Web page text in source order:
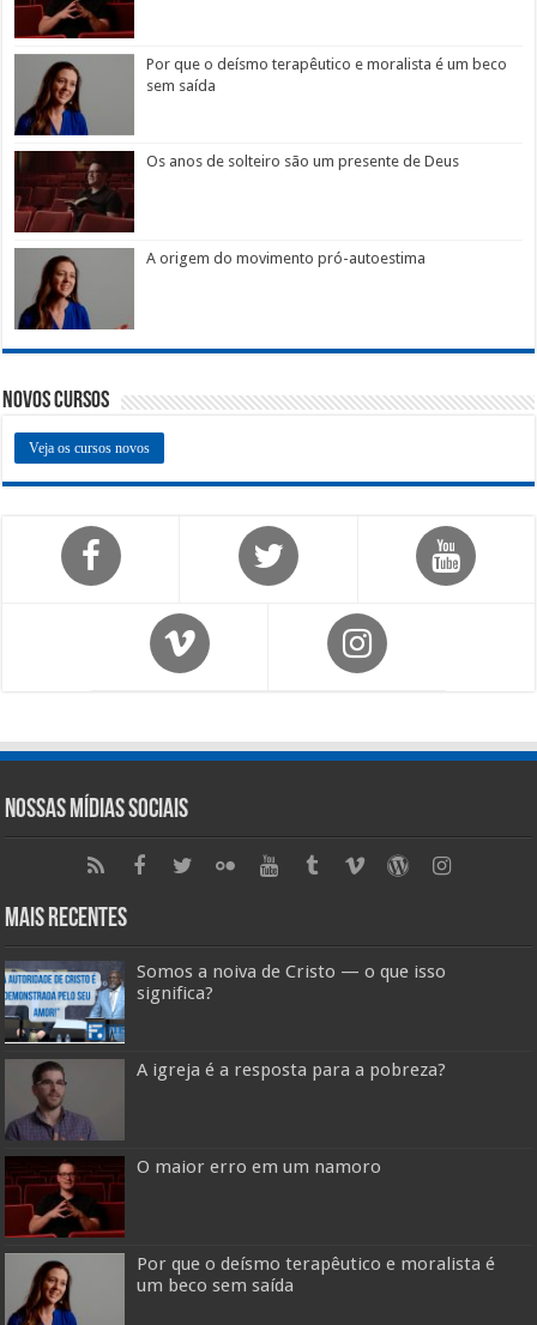
Por que o deísmo terapêutico e moralista é um beco
sem saída
Os anos de solteiro são um presente de Deus
A origem do movimento pró-autoestima
Novos Cursos
Veja os cursos novos
Nossas Mídias Sociais
Mais Recentes
Somos a noiva de Cristo — o que isso
significa?
A igreja é a resposta para a pobreza?
O maior erro em um namoro
Por que o deísmo terapêutico e moralista é
um beco sem saída